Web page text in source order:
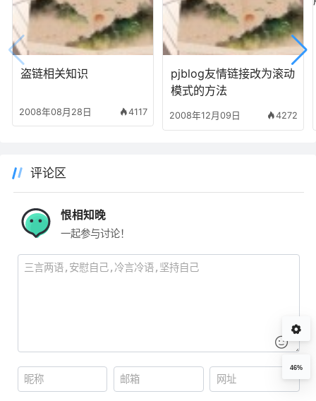
盗链相关知识
2008年08月28日 4117
pjblog友情链接改为滚动
模式的方法
2008年12月09日 4272
评论区
恨相知晚
一起参与讨论！
46%